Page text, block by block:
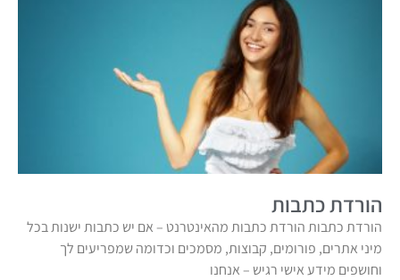
הורדת כתבות
הורדת כתבות הורדת כתבות מהאינטרנט – אם יש כתבות ישנות בכל
מיני אתרים, פורומים, קבוצות, מסמכים וכדומה שמפריעים לך
וחושפים מידע אישי רגיש – אנחנו